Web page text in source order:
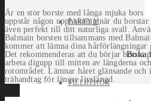
PARFYM
TILLBEHÖR
Boka
Är en stor borste med långa mjuka
uppstår någon upphakning när du
även perfekt till ditt naturliga svall.
Balmain borsten tillsammans med
kommer att lämna dina hårförlängningar
Det rekommenderas att du börjar borsta
arbeta digupp till mitten av längderna
rotområdet.Lämnar håret glänsande
trähandtag för längre livslängd.